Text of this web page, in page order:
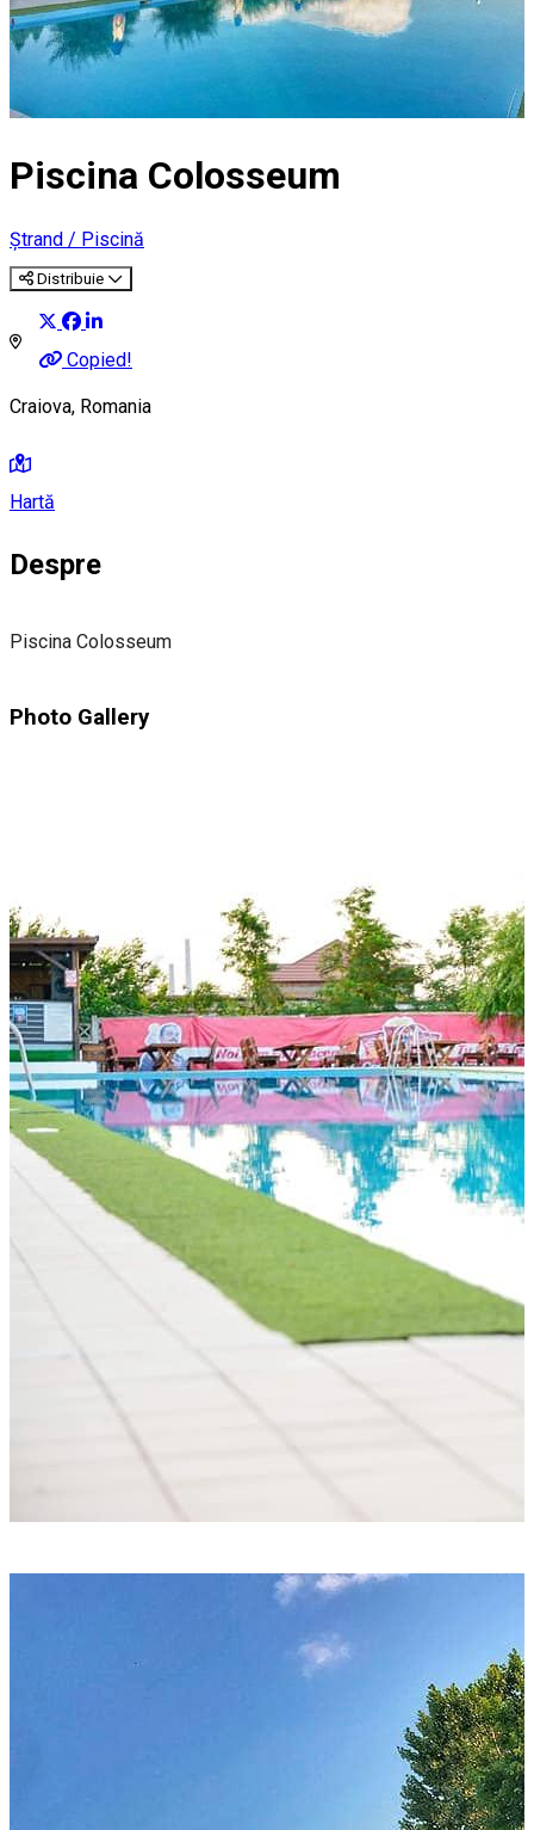
Piscina Colosseum
Ștrand / Piscină
Distribuie
Copied!
Craiova, Romania
Hartă
Despre
Piscina Colosseum
Photo Gallery